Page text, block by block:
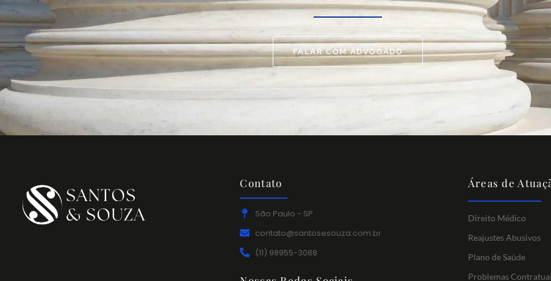
FALAR COM ADVOGADO
Contato
São Paulo - SP
contato@santosesouza.com.br
(11) 98955-3088
Áreas de
Direito Médico
Reajustes Abusivos
Plano de Saúde
Problemas